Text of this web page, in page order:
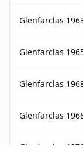
Glenfarclas
Glenfarclas
Glenfarclas
Glenfarclas